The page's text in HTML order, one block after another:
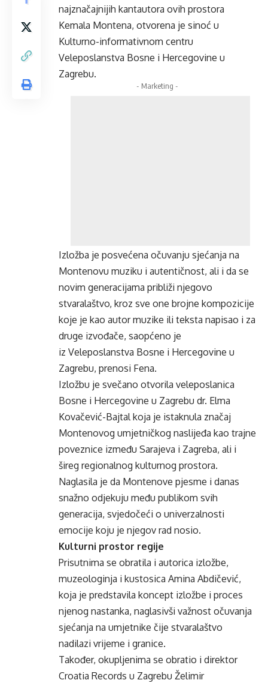
najznačajnijih kantautora ovih prostora
Kemala Montena, otvorena je sinoć u
Kulturno-informativnom centru
Veleposlanstva Bosne i Hercegovine u
Zagrebu.
- Marketing -
Izložba je posvećena očuvanju sjećanja na
Montenovu muziku i autentičnost, ali i da se
novim generacijama približi njegovo
stvaralaštvo, kroz sve one brojne kompozicije
koje je kao autor muzike ili teksta napisao i za
druge izvođače, saopćeno je
iz Veleposlanstva Bosne i Hercegovine u
Zagrebu, prenosi Fena.
Izložbu je svečano otvorila veleposlanica
Bosne i Hercegovine u Zagrebu dr. Elma
Kovačević-Bajtal koja je istaknula značaj
Montenovog umjetničkog naslijeđa kao trajne
poveznice između Sarajeva i Zagreba, ali i
šireg regionalnog kulturnog prostora.
Naglasila je da Montenove pjesme i danas
snažno odjekuju među publikom svih
generacija, svjedočeći o univerzalnosti
emocije koju je njegov rad nosio.
Kulturni prostor regije
Prisutnima se obratila i autorica izložbe,
muzeologinja i kustosica Amina Abdičević,
koja je predstavila koncept izložbe i proces
njenog nastanka, naglasivši važnost očuvanja
sjećanja na umjetnike čije stvaralaštvo
nadilazi vrijeme i granice.
Također, okupljenima se obratio i direktor
Croatia Records u Zagrebu Želimir